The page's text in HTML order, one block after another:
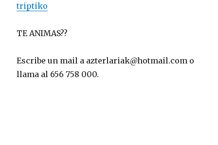
triptiko
TE ANIMAS??
Escribe un mail a azterlariak@hotmail.com o
llama al 656 758 000.